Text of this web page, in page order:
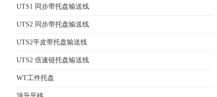
UTS1 同步带托盘输送线
UTS2 同步带托盘输送线
UTS2平皮带托盘输送线
UTS2 倍速链托盘输送线
WT工件托盘